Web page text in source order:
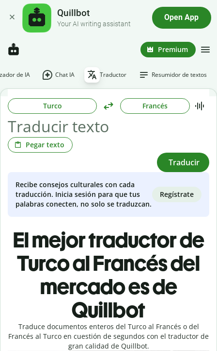
Quillbot
Your AI writing assistant
Open App
Premium
de IA Chat IA Traductor Resumidor de textos
Turco Francés
Pegar texto
Traducir
Recibe consejos culturales con cada
traducción. Inicia sesión para que tus
palabras conecten, no solo se traduzcan.
Regístrate
El mejor traductor de
Turco al Francés del
mercado es de
Quillbot
Traduce documentos enteros del Turco al Francés o del
Francés al Turco en cuestión de segundos con el traductor de
gran calidad de Quillbot.